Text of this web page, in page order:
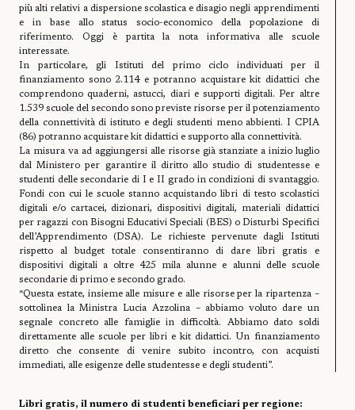
più alti relativi a dispersione scolastica e disagio negli apprendimenti
e in base allo status socio-economico della popolazione di
riferimento. Oggi è partita la nota informativa alle scuole
interessate.
In particolare, gli Istituti del primo ciclo individuati per il
finanziamento sono 2.114 e potranno acquistare kit didattici che
comprendono quaderni, astucci, diari e supporti digitali. Per altre
1.539 scuole del secondo sono previste risorse per il potenziamento
della connettività di istituto e degli studenti meno abbienti. I CPIA
(86) potranno acquistare kit didattici e supporto alla connettività.
La misura va ad aggiungersi alle risorse già stanziate a inizio luglio
dal Ministero per garantire il diritto allo studio di studentesse e
studenti delle secondarie di I e II grado in condizioni di svantaggio.
Fondi con cui le scuole stanno acquistando libri di testo scolastici
digitali e/o cartacei, dizionari, dispositivi digitali, materiali didattici
per ragazzi con Bisogni Educativi Speciali (BES) o Disturbi Specifici
dell’Apprendimento (DSA). Le richieste pervenute dagli Istituti
rispetto al budget totale consentiranno di dare libri gratis e
dispositivi digitali a oltre 425 mila alunne e alunni delle scuole
secondarie di primo e secondo grado.
“Questa estate, insieme alle misure e alle risorse per la ripartenza –
sottolinea la Ministra Lucia Azzolina – abbiamo voluto dare un
segnale concreto alle famiglie in difficoltà. Abbiamo dato soldi
direttamente alle scuole per libri e kit didattici. Un finanziamento
diretto che consente di venire subito incontro, con acquisti
immediati, alle esigenze delle studentesse e degli studenti”.
Libri gratis, il numero di studenti beneficiari per regione: